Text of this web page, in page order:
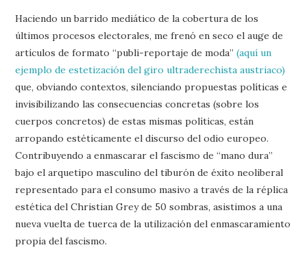
Haciendo un barrido mediático de la cobertura de los
últimos procesos electorales, me frenó en seco el auge de
artículos de formato “publi-reportaje de moda”(aquí un
ejemplo de estetización del giro ultraderechista austriaco)
que, obviando contextos, silenciando propuestas políticas e
invisibilizando las consecuencias concretas (sobre los
cuerpos concretos) de estas mismas políticas, están
arropando estéticamente el discurso del odio europeo.
Contribuyendo a enmascarar el fascismo de “mano dura”
bajo el arquetipo masculino del tiburón de éxito neoliberal
representado para el consumo masivo a través de la réplica
estética del Christian Grey de 50 sombras, asistimos a una
nueva vuelta de tuerca de la utilización del enmascaramiento
propia del fascismo.